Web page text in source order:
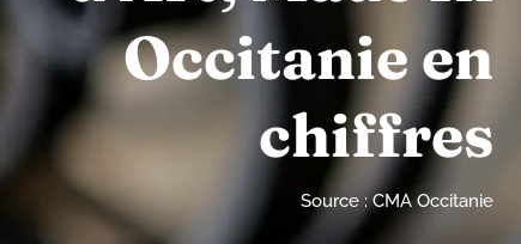
Occitanie en
chiffres
Source : CMA Occitanie